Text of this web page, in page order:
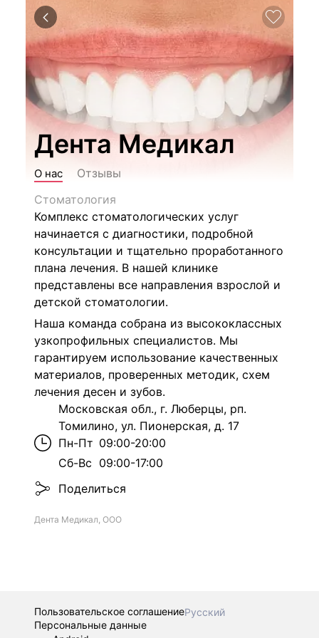
Дента Медикал
О нас
Отзывы
Стоматология
Комплекс стоматологических услуг
начинается с диагностики, подробной
консультации и тщательно проработанного
плана лечения. В нашей клинике
представлены все направления взрослой и
детской стоматологии.
Наша команда собрана из высококлассных
узкопрофильных специалистов. Мы
гарантируем использование качественных
материалов, проверенных методик, схем
лечения десен и зубов.
Московская обл., г. Люберцы, рп.
Томилино, ул. Пионерская, д. 17
Пн-Пт 09:00-20:00
Сб-Вс 09:00-17:00
Поделиться
Дента Медикал, ООО
Пользовательское соглашениеРусский
Персональные данные